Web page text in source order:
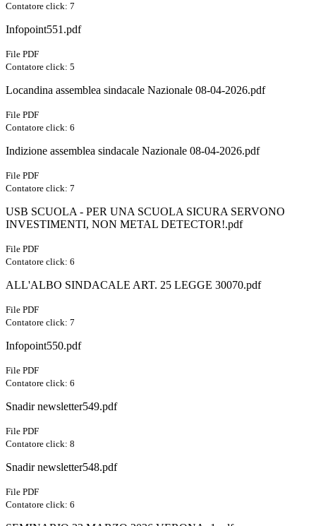
Contatore click: 7
Infopoint551.pdf
File PDF
Contatore click: 5
Locandina assemblea sindacale Nazionale 08-04-2026.pdf
File PDF
Contatore click: 6
Indizione assemblea sindacale Nazionale 08-04-2026.pdf
File PDF
Contatore click: 7
USB SCUOLA - PER UNA SCUOLA SICURA SERVONO
INVESTIMENTI, NON METAL DETECTOR!.pdf
File PDF
Contatore click: 6
ALL'ALBO SINDACALE ART. 25 LEGGE 30070.pdf
File PDF
Contatore click: 7
Infopoint550.pdf
File PDF
Contatore click: 6
Snadir newsletter549.pdf
File PDF
Contatore click: 8
Snadir newsletter548.pdf
File PDF
Contatore click: 6